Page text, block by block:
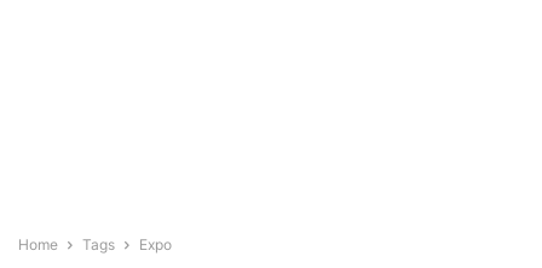
Home Tags Expo